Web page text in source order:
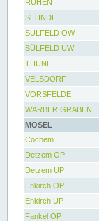
RÜHEN
SEHNDE
SÜLFELD OW
SÜLFELD UW
THUNE
VELSDORF
VORSFELDE
WARBER GRABEN
MOSEL
Cochem
Detzem OP
Detzem UP
Enkirch OP
Enkirch UP
Fankel OP